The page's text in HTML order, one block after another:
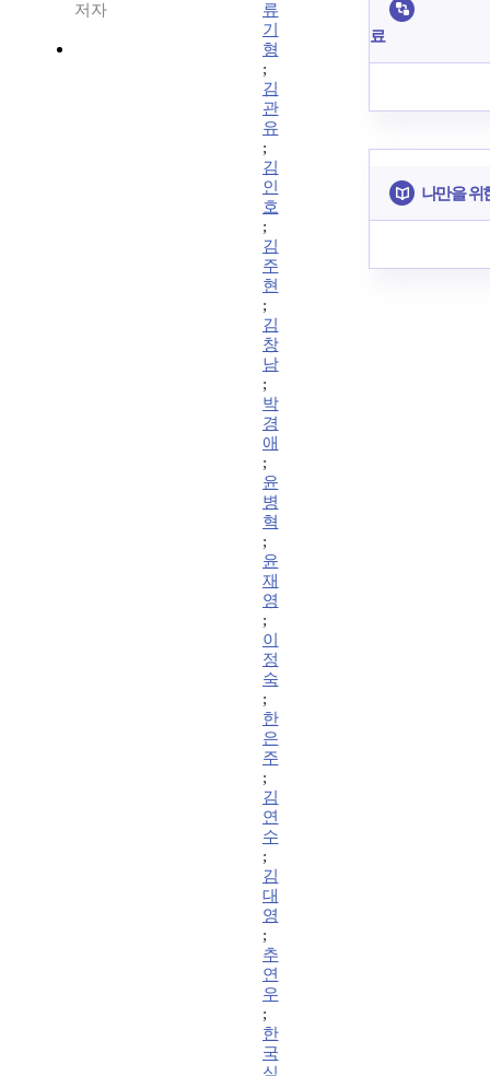
저자
류
기
형
;
김
관
유
;
김
인
호
;
김
주
현
;
김
창
남
;
박
경
애
;
윤
병
혁
;
윤
재
영
;
이
정
숙
;
한
은
주
;
김
연
수
;
김
대
영
;
추
연
우
;
한
국
료
나만을 위